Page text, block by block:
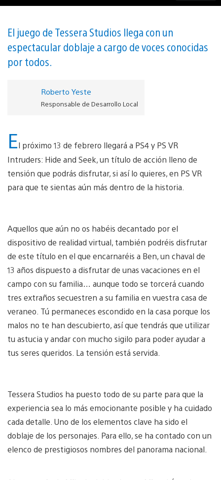
Seek
vídeo
El juego de Tessera Studios llega con un
espectacular doblaje a cargo de voces conocidas
por todos.
Roberto Yeste
Responsable de Desarrollo Local
El próximo 13 de febrero llegará a PS4 y PS VR
Intruders: Hide and Seek, un título de acción lleno de
tensión que podrás disfrutar, si así lo quieres, en PS VR
para que te sientas aún más dentro de la historia.
Aquellos que aún no os habéis decantado por el
dispositivo de realidad virtual, también podréis disfrutar
de este título en el que encarnaréis a Ben, un chaval de
13 años dispuesto a disfrutar de unas vacaciones en el
campo con su familia… aunque todo se torcerá cuando
tres extraños secuestren a su familia en vuestra casa de
veraneo. Tú permaneces escondido en la casa porque los
malos no te han descubierto, así que tendrás que utilizar
tu astucia y andar con mucho sigilo para poder ayudar a
tus seres queridos. La tensión está servida.
Tessera Studios ha puesto todo de su parte para que la
experiencia sea lo más emocionante posible y ha cuidado
cada detalle. Uno de los elementos clave ha sido el
doblaje de los personajes. Para ello, se ha contado con un
elenco de prestigiosos nombres del panorama nacional.